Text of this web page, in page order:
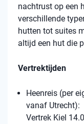
nachtrust op een
verschillende
hutten tot suites
altijd een hut die
Vertrektijden
Heenreis (per
vanaf Utrecht):
Vertrek Kiel